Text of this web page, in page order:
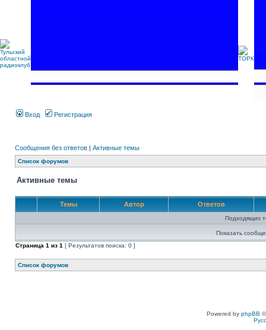
Вход Регистрация
Сообщения без ответов | Активные темы
Список форумов
Активные темы
Темы Автор Ответов
Подходящих
Показать
Страница 1 из 1 [ Результатов поиска: 0 ]
Список форумов
Powered by phpBB